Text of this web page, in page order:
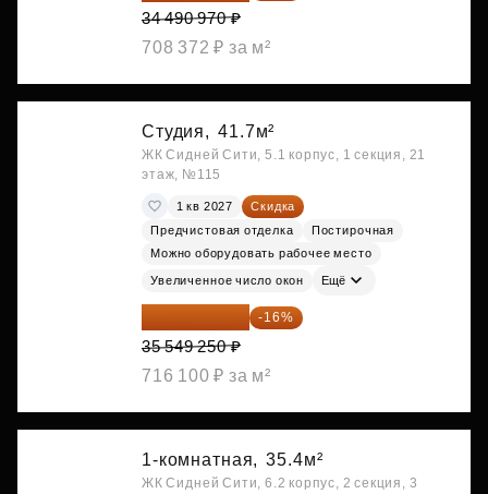
34 490 970 ₽
708 372 ₽ за м²
Студия, 41.7м²
ЖК Сидней Сити, 5.1 корпус, 1 секция, 21
этаж, №115
1 кв 2027
Скидка
Предчистовая отделка
Постирочная
Можно оборудовать рабочее место
Увеличенное число окон Ещё
29 861 370 ₽ -16%
35 549 250 ₽
716 100 ₽ за м²
1-комнатная, 35.4м²
ЖК Сидней Сити, 6.2 корпус, 2 секция, 3